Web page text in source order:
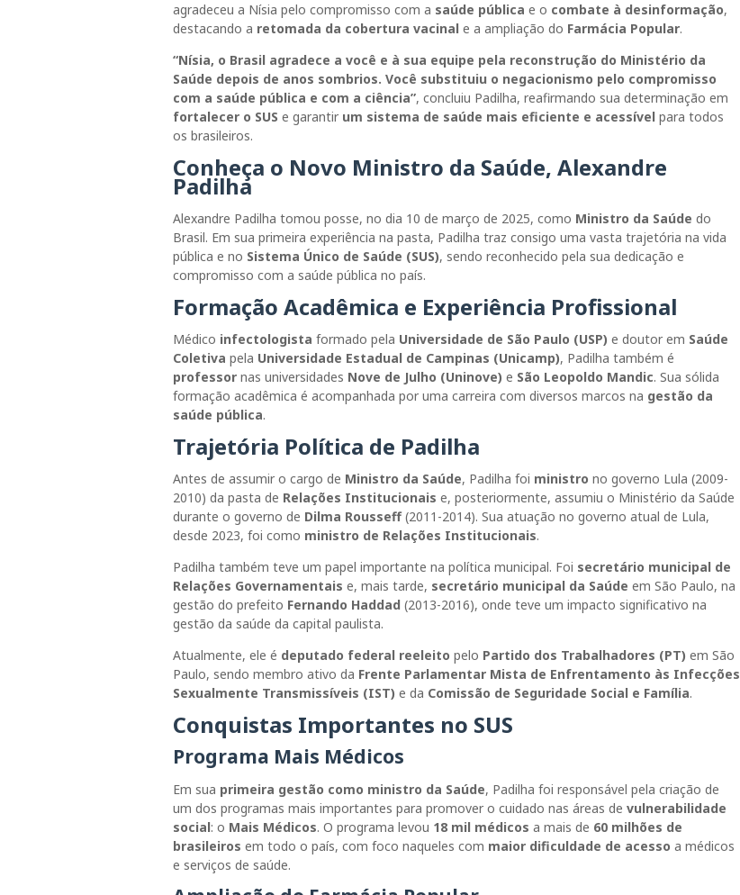
agradeceu a Nísia pelo compromisso com a saúde pública e o combate à desinformação,
destacando a retomada da cobertura vacinal e a ampliação do Farmácia Popular.
“Nísia, o Brasil agradece a você e à sua equipe pela reconstrução do Ministério da
Saúde depois de anos sombrios. Você substituiu o negacionismo pelo compromisso
com a saúde pública e com a ciência”, concluiu Padilha, reafirmando sua determinação em
fortalecer o SUS e garantir um sistema de saúde mais eficiente e acessível para todos
os brasileiros.
Conheça o Novo Ministro da Saúde, Alexandre
Padilha
Alexandre Padilha tomou posse, no dia 10 de março de 2025, como Ministro da Saúde do
Brasil. Em sua primeira experiência na pasta, Padilha traz consigo uma vasta trajetória na vida
pública e no Sistema Único de Saúde (SUS), sendo reconhecido pela sua dedicação e
compromisso com a saúde pública no país.
Formação Acadêmica e Experiência Profissional
Médico infectologista formado pela Universidade de São Paulo (USP) e doutor em Saúde
Coletiva pela Universidade Estadual de Campinas (Unicamp), Padilha também é
professor nas universidades Nove de Julho (Uninove) e São Leopoldo Mandic. Sua sólida
formação acadêmica é acompanhada por uma carreira com diversos marcos na gestão da
saúde pública.
Trajetória Política de Padilha
Antes de assumir o cargo de Ministro da Saúde, Padilha foi ministro no governo Lula (2009-
2010) da pasta de Relações Institucionais e, posteriormente, assumiu o Ministério da Saúde
durante o governo de Dilma Rousseff(2011-2014). Sua atuação no governo atual de Lula,
desde 2023, foi como ministro de Relações Institucionais.
Padilha também teve um papel importante na política municipal. Foi secretário municipal de
Relações Governamentais e, mais tarde, secretário municipal da Saúde em São Paulo, na
gestão do prefeito Fernando Haddad (2013-2016), onde teve um impacto significativo na
gestão da saúde da capital paulista.
Atualmente, ele é deputado federal reeleito pelo Partido dos Trabalhadores (PT) em São
Paulo, sendo membro ativo da Frente Parlamentar Mista de Enfrentamento às Infecções
Sexualmente Transmissíveis (IST) e da Comissão de Seguridade Social e Família.
Conquistas Importantes no SUS
Programa Mais Médicos
Em sua primeira gestão como ministro da Saúde, Padilha foi responsável pela criação de
um dos programas mais importantes para promover o cuidado nas áreas de vulnerabilidade
social: o Mais Médicos. O programa levou 18 mil médicos a mais de 60 milhões de
brasileiros em todo o país, com foco naqueles com maior dificuldade de acesso a médicos
e serviços de saúde.